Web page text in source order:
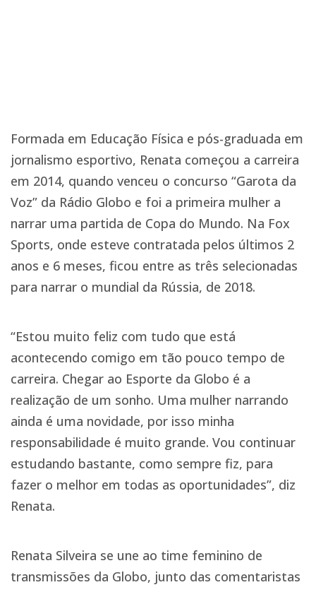
Formada em Educação Física e pós-graduada em
jornalismo esportivo, Renata começou a carreira
em 2014, quando venceu o concurso “Garota da
Voz” da Rádio Globo e foi a primeira mulher a
narrar uma partida de Copa do Mundo. Na Fox
Sports, onde esteve contratada pelos últimos 2
anos e 6 meses, ficou entre as três selecionadas
para narrar o mundial da Rússia, de 2018.
“Estou muito feliz com tudo que está
acontecendo comigo em tão pouco tempo de
carreira. Chegar ao Esporte da Globo é a
realização de um sonho. Uma mulher narrando
ainda é uma novidade, por isso minha
responsabilidade é muito grande. Vou continuar
estudando bastante, como sempre fiz, para
fazer o melhor em todas as oportunidades”, diz
Renata.
Renata Silveira se une ao time feminino de
transmissões da Globo, junto das comentaristas